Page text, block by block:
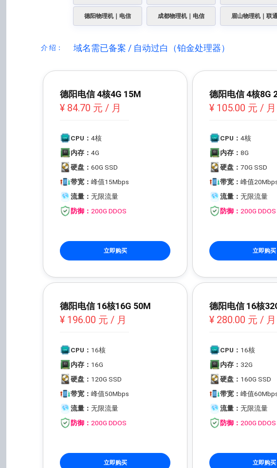
德阳物理机｜电信 成都物理机｜电信 眉山物理机｜联通
介 绍： 域名需已备案 / 自动过白（铂金处理器）
德阳电信 4核4G 15M
¥ 84.70 元 / 月
CPU：4核
内存：4G
硬盘：60G SSD
带宽：峰值15Mbps
流量：无限流量
防御：200G DDOS
立即购买
德阳电信 4核8G
¥ 105.00 元 / 月
CPU： 4核
内存： 8G
硬盘： 70G SSD
带宽： 峰值
流量： 无限流量
防御： 200G DDOS
立即购买
德阳电信 16核16G 50M
¥ 196.00 元 / 月
CPU： 16核
内存： 16G
硬盘： 120G SSD
带宽：峰值50Mbps
流量：无限流量
防御：200G DDOS
立即购买
德阳电信 16核
¥ 280.00 元 / 月
CPU： 16核
内存： 32G
硬盘： 160G SSD
带宽： 峰值
流量： 无限流量
防御： 200G DDOS
立即购买